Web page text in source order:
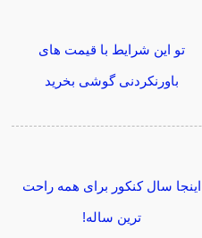
تو این شرایط با قیمت های
باورنکردنی گوشی بخرید
اینجا سال کنکور برای همه راحت
ترین ساله!